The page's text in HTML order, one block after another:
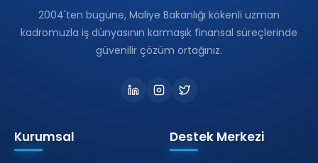
2004'ten bugüne, Maliye Bakanlığı kökenli uzman
kadromuzla iş dünyasının karmaşık finansal süreçlerinde
güvenilir çözüm ortağınız.
Kurumsal Destek Merkezi